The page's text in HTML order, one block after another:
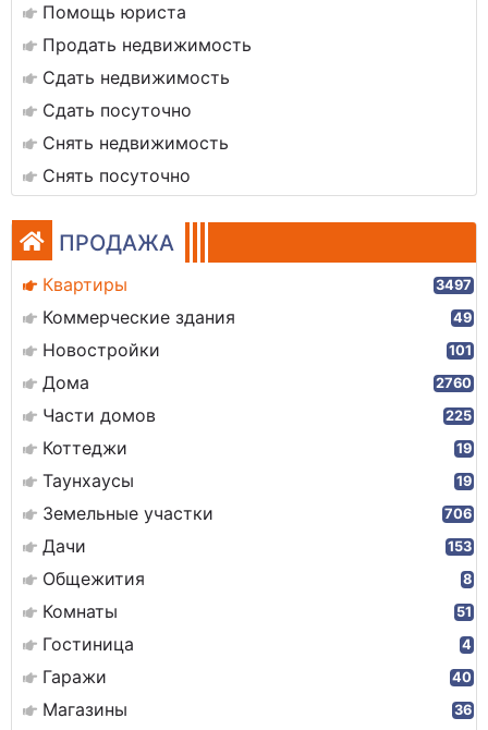
Помощь юриста
Продать недвижимость
Сдать недвижимость
Сдать посуточно
Снять недвижимость
Снять посуточно
ПРОДАЖА
Квартиры 3497
Коммерческие здания 49
Новостройки 101
Дома 2760
Части домов 225
Коттеджи 19
Таунхаусы 19
Земельные участки 706
Дачи 153
Общежития 8
Комнаты 51
Гостиница 4
Гаражи 40
Магазины 36